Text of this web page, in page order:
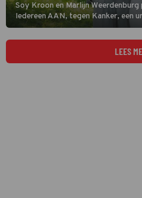
Soy Kroon en Marlijn
Iedereen AAN, tegen Kanker, een
georganiseerd door AVROTROS
om zoveel mogelijk steun en
van mensen met kanker te
LEES